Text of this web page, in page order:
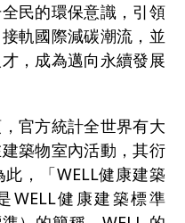
民的環保意識，引領
軌國際減碳潮流，並
，成為邁向永續發展
官方統計全世界有大
築物室內活動，其衍
，「WELL健康建築
WELL健康建築標準